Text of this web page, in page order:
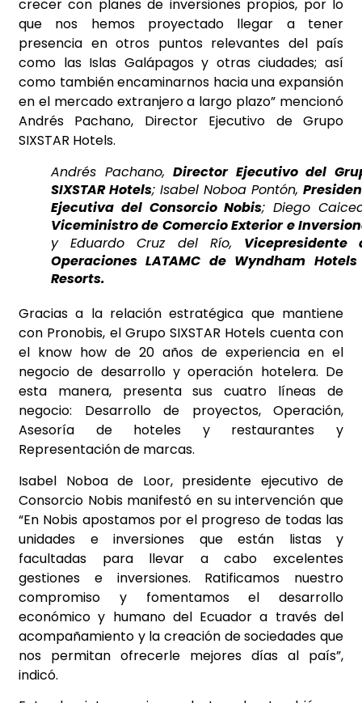
crecer con planes de inversiones propios, por lo
que nos hemos proyectado llegar a tener
presencia en otros puntos relevantes del país
como las Islas Galápagos y otras ciudades; así
como también encaminarnos hacia una expansión
en el mercado extranjero a largo plazo” mencionó
Andrés Pachano, Director Ejecutivo de Grupo
SIXSTAR Hotels.
Andrés Pachano,Director Ejecutivo del
SIXSTAR Hotels; Isabel Noboa Pontón,
Ejecutiva del Consorcio Nobis; Diego
Viceministro de Comercio Exterior e
y Eduardo Cruz del Río, Vicepresidente
Operaciones LATAMC de Wyndham
Resorts.
Gracias a la relación estratégica que mantiene
con Pronobis, el Grupo SIXSTAR Hotels cuenta con
el know how de 20 años de experiencia en el
negocio de desarrollo y operación hotelera. De
esta manera, presenta sus cuatro líneas de
negocio: Desarrollo de proyectos, Operación,
Asesoría de hoteles y restaurantes y
Representación de marcas.
Isabel Noboa de Loor, presidente ejecutivo de
Consorcio Nobis manifestó en su intervención que
“En Nobis apostamos por el progreso de todas las
unidades e inversiones que están listas y
facultadas para llevar a cabo excelentes
gestiones e inversiones. Ratificamos nuestro
compromiso y fomentamos el desarrollo
económico y humano del Ecuador a través del
acompañamiento y la creación de sociedades que
nos permitan ofrecerle mejores días al país”,
indicó.